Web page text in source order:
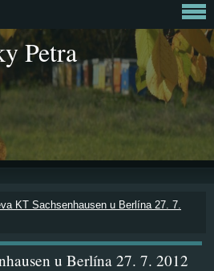
Petra
KT Sachsenhausen u Berlína 27. 7.
u Berlína 27. 7. 2012